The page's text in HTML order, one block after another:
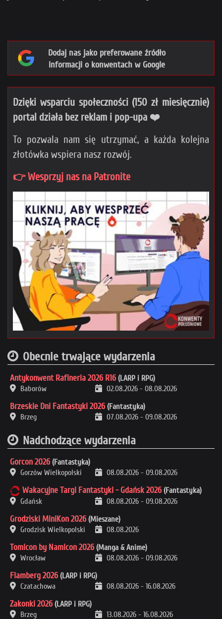
Dodaj nas jako preferowane źródło
informacji o konwentach w Google
Dzięki wsparciu społeczności (150 zł miesięcznie)
portal działa bez reklam i pop-upa ❤️
To pozwala nam się utrzymać, a każda kolejna
złotówka wspiera nasz rozwój.
👉 Wesprzyj nas na Patronite
Obecnie trwające wydarzenia
Antykonwent Rafineria 2026 R16 (LARP i RPG)
Baborów
02.08.2026 - 08.08.2026
Brzeskie Dni Fantastyki 2026 (Fantastyka)
Brzeg
07.08.2026 - 09.08.2026
Nadchodzące wydarzenia
Gorcon 2026 (Fantastyka)
Gorzów Wielkopolski
08.08.2026 - 09.08.2026
Wakacyjne Targi Fantastyki - Gdańsk 2026 (Fantastyka)
Gdańsk
08.08.2026 - 09.08.2026
Grodziski MiniKon 2026 (Mieszane)
Grodzisk Wielkopolski
08.08.2026
Tomicon by Namicon 2026 (Manga & Anime)
Wrocław
08.08.2026 - 09.08.2026
Flamberg 2026 (LARP i RPG)
Czatachowa
08.08.2026 - 16.08.2026
Zakonki 2026 (LARP i RPG)
Brzeg
13.08.2026 - 16.08.2026